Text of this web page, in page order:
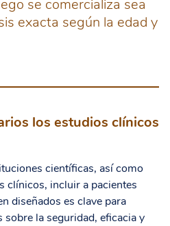
se comercializa sea
exacta según la edad y
los estudios clínicos
científicas, así como
clínicos, incluir a pacientes
diseñados es clave para
la seguridad, eficacia y